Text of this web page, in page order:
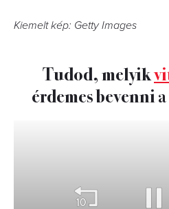
Kiemelt kép: Getty Images
Tudod, melyik
érdemes bevenni